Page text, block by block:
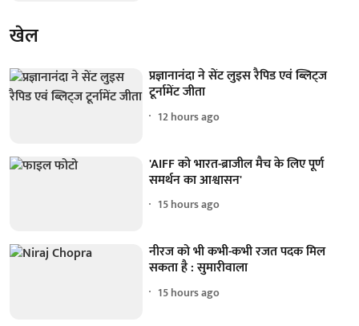
खेल
प्रज्ञानानंदा ने सेंट लुइस रैपिड एवं ब्लिट्ज
टूर्नामेंट जीता
12 hours ago
'AIFF को भारत-ब्राजील मैच के लिए पूर्ण
समर्थन का आश्वासन'
15 hours ago
नीरज को भी कभी-कभी रजत पदक मिल
सकता है : सुमारीवाला
15 hours ago